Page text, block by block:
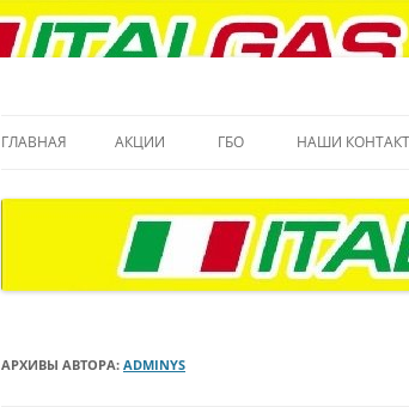
ГЛАВНАЯ АКЦИИ ГБО НАШИ
АРХИВЫ АВТОРА: ADMINYS